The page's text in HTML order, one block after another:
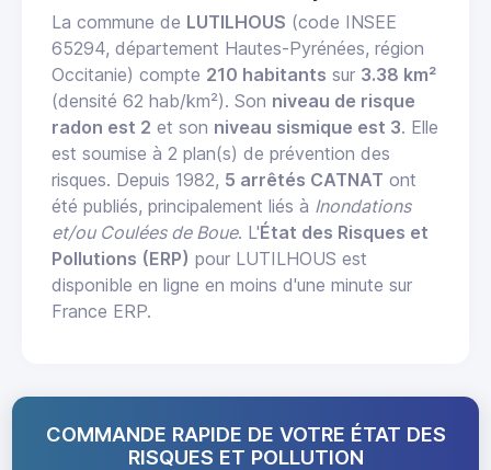
La commune de LUTILHOUS (code INSEE
65294, département Hautes-Pyrénées, région
Occitanie) compte 210 habitants sur 3.38 km²
(densité 62 hab/km²). Son niveau de risque
radon est 2 et son niveau sismique est 3. Elle
est soumise à 2 plan(s) de prévention des
risques. Depuis 1982, 5 arrêtés CATNAT ont
été publiés, principalement liés à Inondations
et/ou Coulées de Boue. L'État des Risques et
Pollutions (ERP) pour LUTILHOUS est
disponible en ligne en moins d'une minute sur
France ERP.
COMMANDE RAPIDE DE VOTRE ÉTAT DES
RISQUES ET POLLUTION